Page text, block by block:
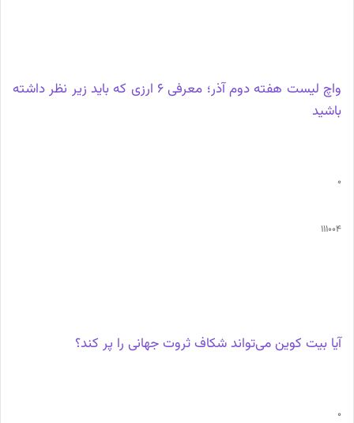
واچ لیست هفته دوم آذر؛ معرفی 6 ارزی که باید زیر نظر داشته
باشید
0
111004
آیا بیت کوین می‌تواند شکاف ثروت جهانی را پر کند؟
0